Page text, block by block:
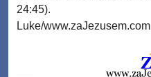
24:45).
Luke/www.zaJezusem.com